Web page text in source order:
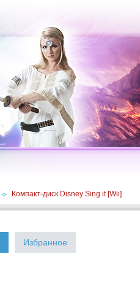
/ Компакт-диск Disney Sing it [Wii]
Избранное